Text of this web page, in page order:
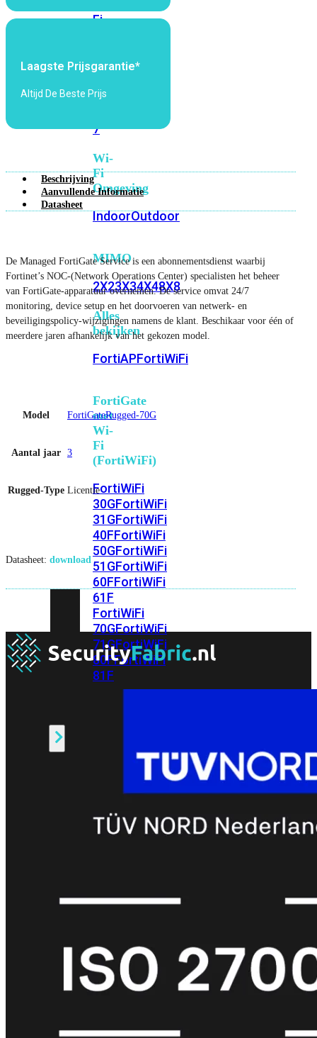
Fi
6Wi-
6E
7
Wi-
Fi
Omgeving
IndoorOutdoor
MIMO
2X23X34X48X8
Alles
bekijken
FortiAPFortiWiFi
FortiGate
met
Wi-
Fi
(FortiWiFi)
FortiWiFi
30GFortiWiFi
31GFortiWiFi
40FFortiWiFi
50GFortiWiFi
51GFortiWiFi
60FFortiWiFi
61F
FortiWiFi
70GFortiWiFi
71GFortiWiFi
80FFortiWiFi
81F
bekijken
FortiCare
Support
EliteFortiCare
FortiCare
RMA
Laagste Prijsgarantie*
Altijd De Beste Prijs
Beschrijving
Aanvullende Informatie
Datasheet
De Managed FortiGate Service is een abonnementsdienst waarbij
Fortinet’s NOC-(Network Operations Center) specialisten het beheer
van FortiGate-apparatuur overnemen. De service omvat 24/7
monitoring, device setup en het doorvoeren van netwerk- en
beveiligingspolicy-wijzigingen namens de klant. Beschikaar voor één of
meerdere jaren afhankelijk van het gekozen model.
Model FortiGateRugged-70G
Aantal jaar 3
Rugged-Type Licentie
Datasheet: download